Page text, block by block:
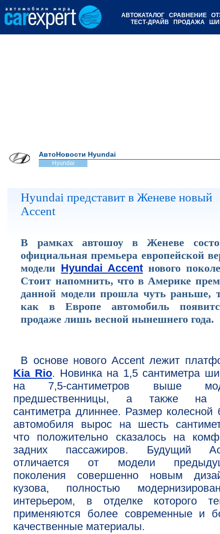
АВТОКАТАЛОГ СРАВНЕНИЕ
ТЕСТ-ДРАЙВ
ПРОДАЖА
АвтоНовости Hyundai
Hyundai
Hyundai представит в Женеве новый
Accent
В рамках автошоу в Женеве
официальная премьера европейской
модели Hyundai Accent нового
Стоит напомнить, что в Америке
данной модели прошла чуть раньше,
как в Европе автомобиль
продаже лишь весной нынешнего года.
В основе нового Accent лежит
Kia Rio. Новинка на 1,5 сантиметра
на 7,5-сантиметров выше
предшественницы, а также на
сантиметра длиннее. Размер колесной
автомобиля вырос на шесть
что положительно сказалось на
задних пассажиров. Будущий
отличается от модели
поколения совершенно новым
кузова, полностью
интерьером, в отделке которого
применяются более современные и
качественные материалы.